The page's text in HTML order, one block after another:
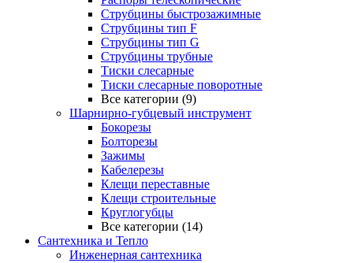
Струбцины быстрозажимные
Струбцины тип F
Струбцины тип G
Струбцины трубные
Тиски слесарные
Тиски слесарные поворотные
Все категории (9)
Шарнирно-губцевый инструмент
Бокорезы
Болторезы
Зажимы
Кабелерезы
Клещи переставные
Клещи строительные
Круглогубцы
Все категории (14)
Сантехника и Тепло
Инженерная сантехника